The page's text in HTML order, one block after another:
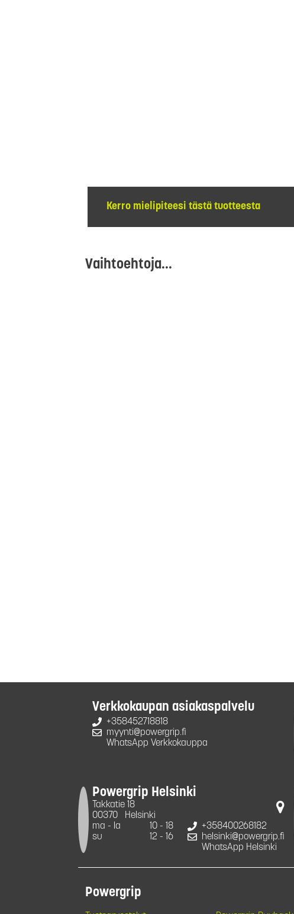
Kerro mielipiteesi tästä tuotteesta
Vaihtoehtoja...
Verkkokaupan asiakaspalvelu
+358452718818
myynti@powergrip.fi
WhatsApp Verkkokauppa
Powergrip Helsinki
Takkatie 18
00370
Helsinki
ma - la
10 - 18
su
12 - 16
+358400268182
helsinki@powergrip.fi
WhatsApp Helsinki
Powergrip